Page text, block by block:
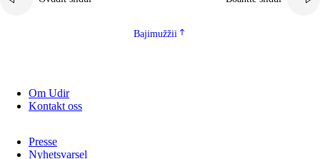
Bajimužžii
Om Udir
Kontakt oss
Presse
Nyhetsvarsel